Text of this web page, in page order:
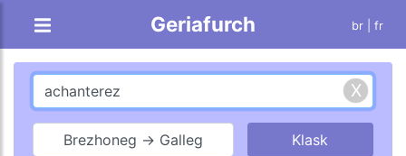
Geriafurch br | fr
Brezhoneg → Galleg